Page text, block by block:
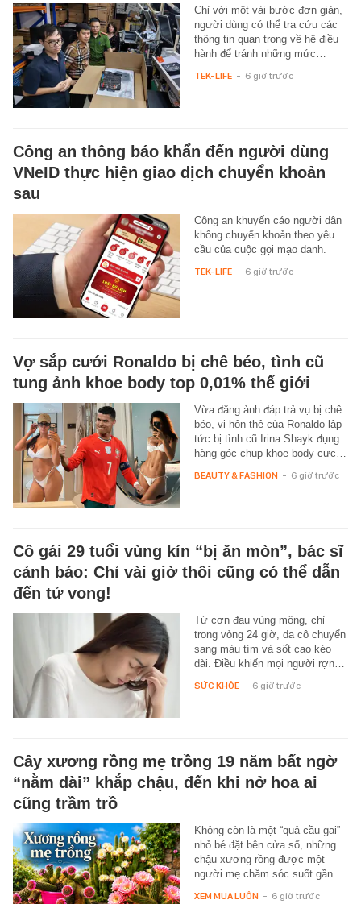
Chỉ với một vài bước đơn giản,
người dùng có thể tra cứu các
thông tin quan trọng về hệ điều
hành để tránh những mức…
TEK-LIFE - 6 giờ trước
Công an thông báo khẩn đến người dùng
VNeID thực hiện giao dịch chuyển khoản
sau
Công an khuyến cáo người dân
không chuyển khoản theo yêu
cầu của cuộc gọi mạo danh.
TEK-LIFE - 6 giờ trước
Vợ sắp cưới Ronaldo bị chê béo, tình cũ
tung ảnh khoe body top 0,01% thế giới
Vừa đăng ảnh đáp trả vụ bị chê
béo, vị hôn thê của Ronaldo lập
tức bị tình cũ Irina Shayk đụng
hàng góc chụp khoe body cực…
BEAUTY & FASHION - 6 giờ trước
Cô gái 29 tuổi vùng kín “bị ăn mòn”, bác sĩ
cảnh báo: Chỉ vài giờ thôi cũng có thể dẫn
đến tử vong!
Từ cơn đau vùng mông, chỉ
trong vòng 24 giờ, da cô chuyển
sang màu tím và sốt cao kéo
dài. Điều khiến mọi người rợn…
SỨC KHỎE - 6 giờ trước
Cây xương rồng mẹ trồng 19 năm bất ngờ
“nằm dài” khắp chậu, đến khi nở hoa ai
cũng trầm trồ
Không còn là một “quả cầu gai”
nhỏ bé đặt bên cửa sổ, những
chậu xương rồng được một
người mẹ chăm sóc suốt gần…
XEM MUA LUÔN - 6 giờ trước